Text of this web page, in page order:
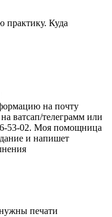
практику. Куда
на почту
ватсап/телеграмм или
53-02. Моя помощница
и напишет
печати